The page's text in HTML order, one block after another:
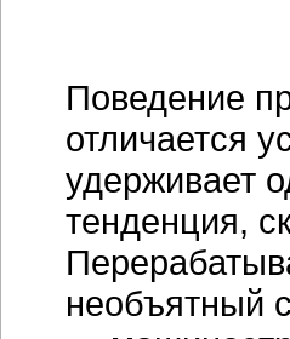
Поведение
отличается
удерживает
тенденция,
необъятный